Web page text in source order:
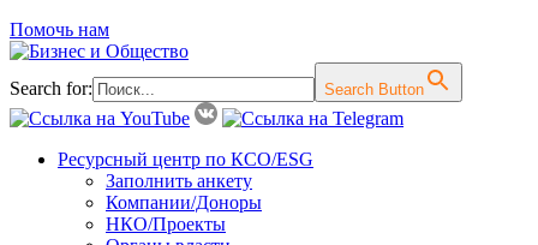
Помочь нам
Search for: Search Button
Перейти
содержимому
Ресурсный центр по КСО/ESG
Заполнить анкету
Компании/Доноры
НКО/Проекты